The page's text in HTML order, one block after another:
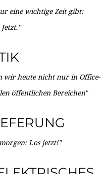
eine wichtige Zeit gibt:
wir heute nicht nur in Office-
öffentlichen Bereichen"
Los jetzt!"